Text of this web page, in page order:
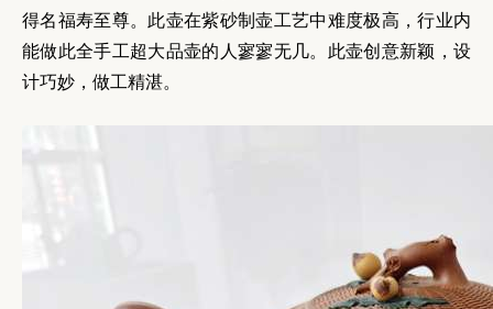
得名福寿至尊。此壶在紫砂制壶工艺中难度极高，行业内
能做此全手工超大品壶的人寥寥无几。此壶创意新颖，设
计巧妙，做工精湛。